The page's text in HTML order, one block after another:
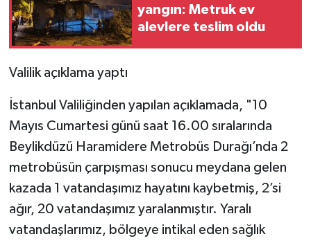
yangın: Metruk ev
alevlere teslim oldu
Valilik açıklama yaptı
İstanbul Valiliğinden yapılan açıklamada, "10
Mayıs Cumartesi günü saat 16.00 sıralarında
Beylikdüzü Haramidere Metrobüs Durağı’nda 2
metrobüsün çarpışması sonucu meydana gelen
kazada 1 vatandaşımız hayatını kaybetmiş, 2’si
ağır, 20 vatandaşımız yaralanmıştır. Yaralı
vatandaşlarımız, bölgeye intikal eden sağlık